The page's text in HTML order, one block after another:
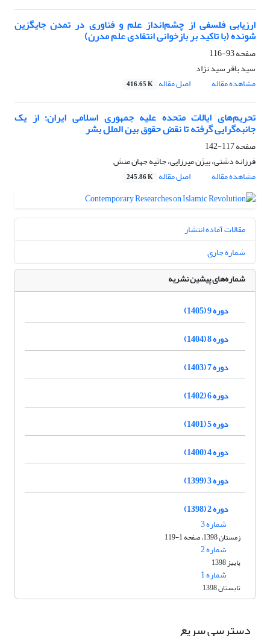
ارزیابی فلسفی از چشم‌انداز علم و فناوری در تمدن جایگزین
شونده (با تاکید بر بازخوانی انتقادی علم مدرن)
صفحه93-116
سید باقر سید نژاد
مشاهده مقاله
اصل مقاله 416.65 K
تحریم‌های ایالات متحده علیه جمهوری اسلامی ایران‌؛ از یک
جانبه‌گرایی گرفته تا نقض حقوق بین الملل بشر
صفحه117-142
فرزانه دشتی، بیژن میرزایی، جاثیه جهان منش
مشاهده مقاله
اصل مقاله 245.86 K
مقالات آماده انتشار
شماره جاری
شماره‌های پیشین نشریه
دوره 9 (1405)
دوره 8 (1404)
دوره 7 (1403)
دوره 6 (1402)
دوره 5 (1401)
دوره 4 (1400)
دوره 3 (1399)
دوره 2 (1398)
شماره 3
زمستان 1398، صفحه 1-119
شماره 2
پاییز 1398
شماره 1
تابستان 1398
دسترسی سریع